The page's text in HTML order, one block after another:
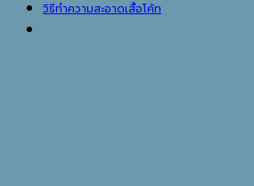
วิธีทำความสะอาดเสื้อโค้ท